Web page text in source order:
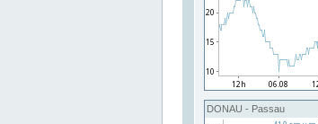
DONAU - Passau